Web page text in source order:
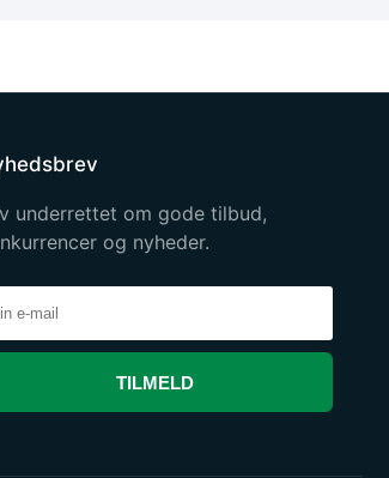
underrettet om gode tilbud,
og nyheder.
TILMELD